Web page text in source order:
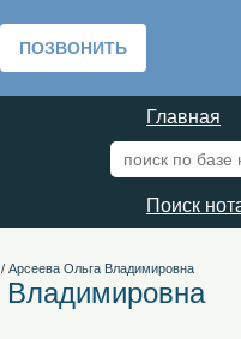
Главная
Поиск
/ Арсеева Ольга Владимировна
Владимировна